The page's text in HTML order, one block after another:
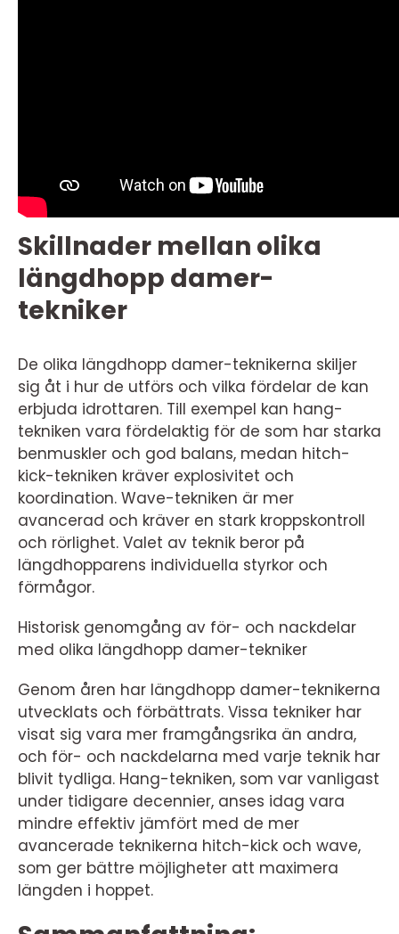
Skillnader mellan olika
längdhopp damer-
tekniker
De olika längdhopp damer-teknikerna skiljer
sig åt i hur de utförs och vilka fördelar de kan
erbjuda idrottaren. Till exempel kan hang-
tekniken vara fördelaktig för de som har starka
benmuskler och god balans, medan hitch-
kick-tekniken kräver explosivitet och
koordination. Wave-tekniken är mer
avancerad och kräver en stark kroppskontroll
och rörlighet. Valet av teknik beror på
längdhopparens individuella styrkor och
förmågor.
Historisk genomgång av för- och nackdelar
med olika längdhopp damer-tekniker
Genom åren har längdhopp damer-teknikerna
utvecklats och förbättrats. Vissa tekniker har
visat sig vara mer framgångsrika än andra,
och för- och nackdelarna med varje teknik har
blivit tydliga. Hang-tekniken, som var vanligast
under tidigare decennier, anses idag vara
mindre effektiv jämfört med de mer
avancerade teknikerna hitch-kick och wave,
som ger bättre möjligheter att maximera
längden i hoppet.